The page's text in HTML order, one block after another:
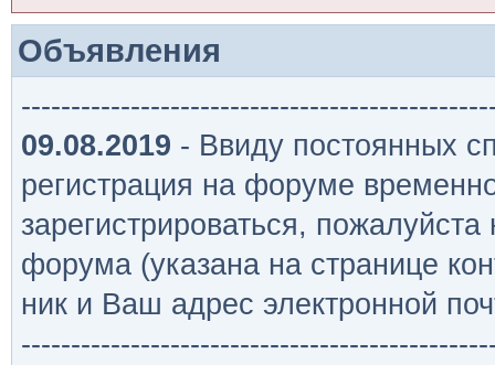
Объявления
09.08.2019 - Ввиду постоянных
регистрация на форуме
зарегистрироваться,
форума (указана на странице
ник и Ваш адрес электронной